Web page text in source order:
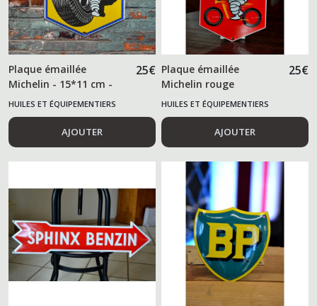
Plaque émaillée
Michelin - 15*11 cm -
25€
HUILES ET ÉQUIPEMENTIERS
AUTOMOBILES
AJOUTER
Plaque émaillée
Michelin rouge
25€
HUILES ET ÉQUIPEMENTIERS
AUTOMOBILES
AJOUTER